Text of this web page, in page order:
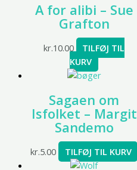
A for alibi – Sue
Grafton
kr.10.00
TILFØJ TIL
KURV
Sagaen om
Isfolket – Margit
Sandemo
kr.5.00 TILFØJ TIL KURV